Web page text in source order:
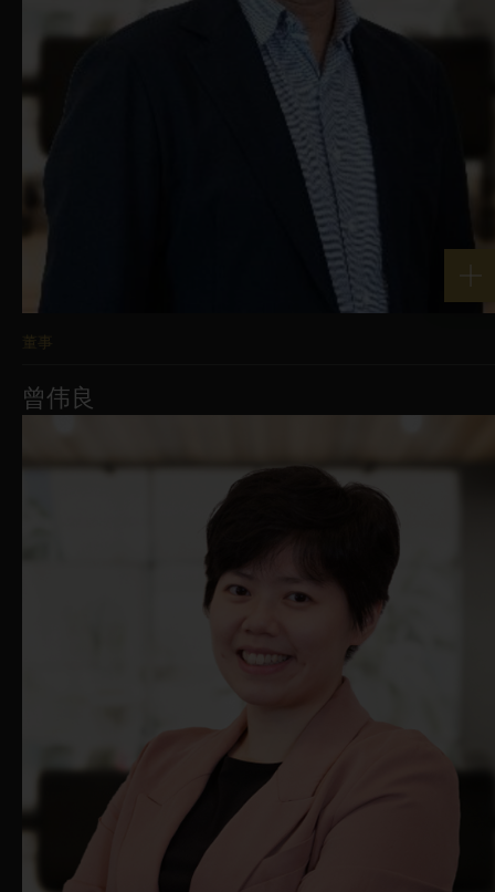
董事
曾伟良
代理人或向华富建业资产管理有限公司提
供服务的任何其他第三方处理。请参阅我
们的私隐声明和cookie政策，以了解有关
我们处理和使用此类资讯的进一步资料。
本网站由华富建业资产管理有限公司发
佈，並未经证监会审核。华富建业资产管
理有限公司（CE编号：AAC662）获发牌